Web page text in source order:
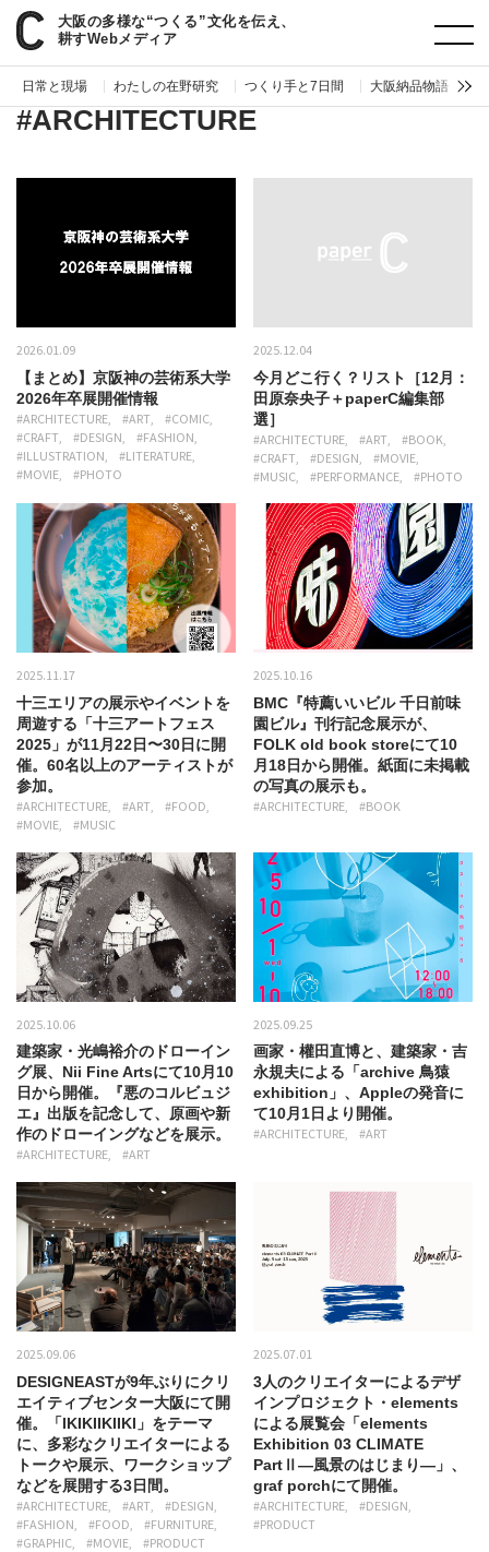
大阪の多様な“つくる”文化を伝え、
耕すWebメディア
日常と現場 わたしの在野研究 つくり手と7日間 大阪納品物語
paperC ジャンル ARCHITECTURE
#ARCHITECTURE
2026.01.09
【まとめ】京阪神の芸術系大学
2026年卒展開催情報
#ARCHITECTURE #ART
#COMIC
#CRAFT
#DESIGN
#FASHION
#ILLUSTRATION
#LITERATURE
#MOVIE
#PHOTO
2025.12.04
今月どこ行く？リスト［12月：
田原奈央子＋paperC編集部
選］
#ARCHITECTURE #ART
#BOOK
#CRAFT
#DESIGN
#MOVIE
#MUSIC
#PERFORMANCE #PHOTO
2025.11.17
十三エリアの展示やイベントを
周遊する「十三アートフェス
2025」が11月22日〜30日に開
催。60名以上のアーティストが
参加。
#ARCHITECTURE #ART
#FOOD
#MOVIE
#MUSIC
2025.10.16
BMC『特薦いいビル 千日前味
園ビル』刊行記念展示が、
FOLK old book storeにて10
月18日から開催。紙面に未掲載
の写真の展示も。
#ARCHITECTURE #BOOK
2025.10.06
建築家・光嶋裕介のドローイン
グ展、Nii Fine Artsにて10月10
日から開催。『悪のコルビュジ
エ』出版を記念して、原画や新
作のドローイングなどを展示。
#ARCHITECTURE #ART
2025.09.25
画家・權田直博と、建築家・吉
永規夫による「archive 鳥猿
exhibition」、Appleの発音に
て10月1日より開催。
#ARCHITECTURE #ART
2025.09.06
DESIGNEASTが9年ぶりにクリ
エイティブセンター大阪にて開
催。「IKIKIIKIIKI」をテーマ
に、多彩なクリエイターによる
トークや展示、ワークショップ
などを展開する3日間。
#ARCHITECTURE #ART
#DESIGN
#FASHION
#FOOD
#FURNITURE
#GRAPHIC
#MOVIE #PRODUCT
2025.07.01
3人のクリエイターによるデザ
インプロジェクト・elements
による展覧会「elements
Exhibition 03 CLIMATE
PartⅡ―風景のはじまり―」、
graf porchにて開催。
#ARCHITECTURE
#DESIGN
#PRODUCT